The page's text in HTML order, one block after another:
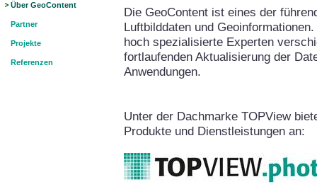
Über GeoContent
Partner
Projekte
Referenzen
Die GeoContent ist eines der
Luftbilddaten und
hoch spezialisierte Experten
fortlaufenden Aktualisierung der
Anwendungen.
Unter der Dachmarke TOPView
Produkte und Dienstleistungen an: